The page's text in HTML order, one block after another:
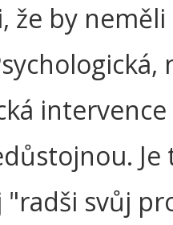
že by
intervence
"radši svůj